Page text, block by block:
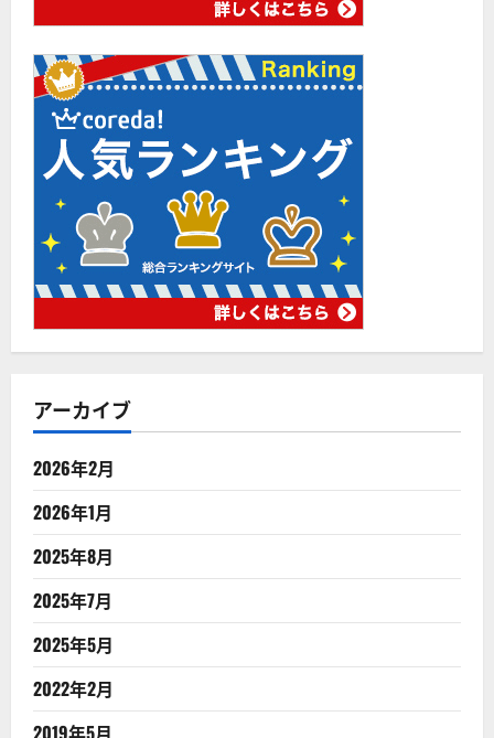
アーカイブ
2026年2月
2026年1月
2025年8月
2025年7月
2025年5月
2022年2月
2019年5月